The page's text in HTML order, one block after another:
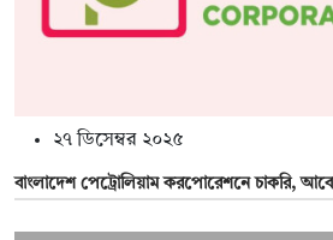
২৭ ডিসেম্বর ২০২৫
বাংলাদেশ পেট্রোলিয়াম করপোরেশনে চাকরি,